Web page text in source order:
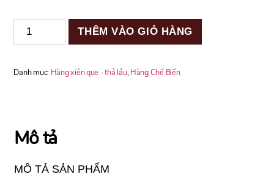
LẨU
THÁI
THÊM VÀO GIỎ HÀNG
Danh mục: Hàng xiên que - thả lẩu, Hàng Chế Biến
Mô tả
MÔ TẢ SẢN PHẨM